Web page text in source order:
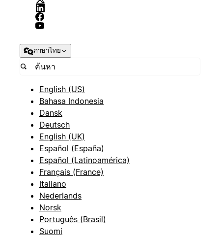
ภาษาไทย
English (US)
Bahasa Indonesia
Dansk
Deutsch
English (UK)
Español (España)
Español (Latinoamérica)
Français (France)
Italiano
Nederlands
Norsk
Português (Brasil)
Suomi